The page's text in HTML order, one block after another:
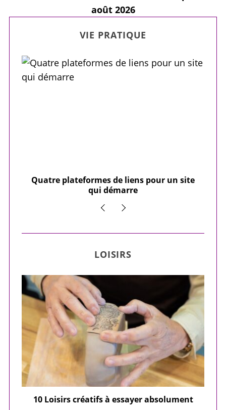
août 2026
VIE PRATIQUE
Quatre plateformes de liens pour un site
qui démarre
LOISIRS
10 Loisirs créatifs à essayer absolument